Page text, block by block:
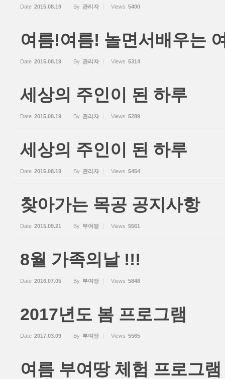
Date 2015.08.19 By 관리자 Views 5400
여름!여름! 놀면서배우는
Date 2015.08.19 By 관리자 Views 5314
세상의 주인이 된 하루
Date 2015.08.19 By 관리자 Views 5289
세상의 주인이 된 하루
Date 2015.08.19 By 관리자 Views 5454
찾아가는 목공 공지사항
Date 2015.09.21 By 부여땅 Views 5561
8월 가족의날 !!!
Date 2016.07.05 By 부여땅 Views 5848
2017년도 봄 프로그램
Date 2017.03.09 By 부여땅 Views 5565
여름 부여땅 체험 프로그램